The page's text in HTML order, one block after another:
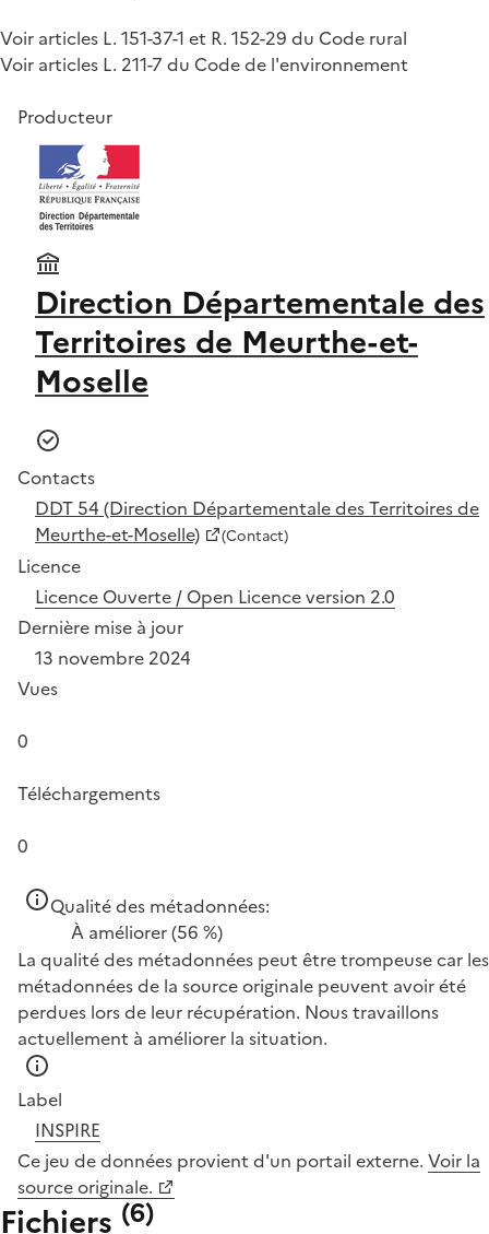
Voir articles L. 151-37-1 et R. 152-29 du Code rural
Voir articles L. 211-7 du Code de l'environnement
Producteur
Direction Départementale des
Territoires de Meurthe-et-
Moselle
Contacts
DDT 54 (Direction Départementale des Territoires de
Meurthe-et-Moselle)
(Contact)
Licence
Licence Ouverte / Open Licence version 2.0
Dernière mise à jour
13 novembre 2024
Vues
0
Téléchargements
0
Qualité des métadonnées:
À améliorer(56 %)
La qualité des métadonnées peut être trompeuse car les
métadonnées de la source originale peuvent avoir été
perdues lors de leur récupération. Nous travaillons
actuellement à améliorer la situation.
Label
INSPIRE
Ce jeu de données provient d'un portail externe. Voir la
source originale.
Fichiers (6)